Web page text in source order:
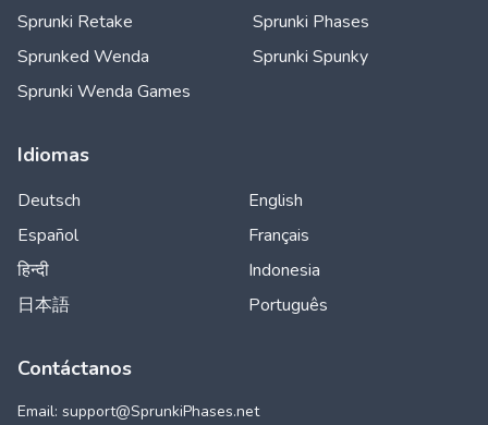
Sprunki Retake
Sprunki Phases
Sprunked Wenda
Sprunki Spunky
Sprunki Wenda Games
Idiomas
Deutsch
English
Español
Français
हिन्दी
Indonesia
日本語
Português
Contáctanos
Email: support@SprunkiPhases.net